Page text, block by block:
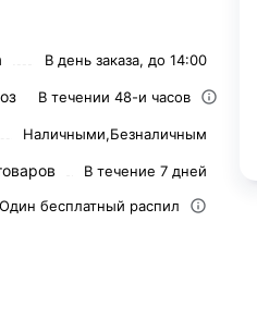
В день заказа, до 14:00
В течении 48-и часов
Наличными,Безналичным
В течение 7 дней
Один бесплатный распил